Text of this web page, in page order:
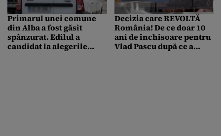
Primarul unei comune
din Alba a fost găsit
spânzurat. Edilul a
candidat la alegerile
Decizia care REVOLTĂ
România! De ce doar 10
ani de închisoare pentru
Vlad Pascu după ce a